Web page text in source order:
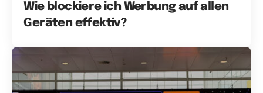
Wie blockiere ich Werbung auf allen
Geräten effektiv?